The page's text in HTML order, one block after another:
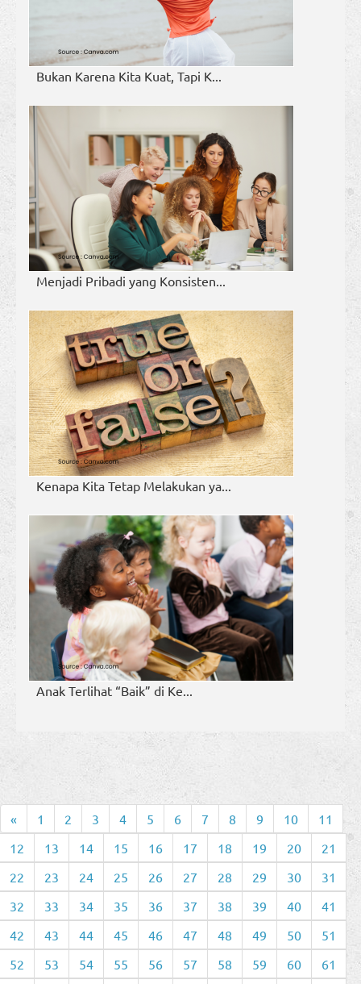
Bukan Karena Kita Kuat, Tapi K...
Menjadi Pribadi yang Konsisten...
Kenapa Kita Tetap Melakukan ya...
Anak Terlihat “Baik” di Ke...
« 1 2 3 4 5 6 7 8 9 10
11
12
13 14 15 16 17 18 19 20
21
22
23 24 25 26 27 28 29 30
31
32
33 34 35 36 37 38 39 40
41
42
43 44 45 46 47 48 49 50
51
52
53 54 55 56 57 58 59 60
61